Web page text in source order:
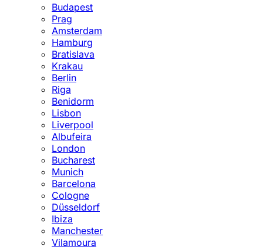
Budapest
Prag
Amsterdam
Hamburg
Bratislava
Krakau
Berlin
Riga
Benidorm
Lisbon
Liverpool
Albufeira
London
Bucharest
Munich
Barcelona
Cologne
Düsseldorf
Ibiza
Manchester
Vilamoura